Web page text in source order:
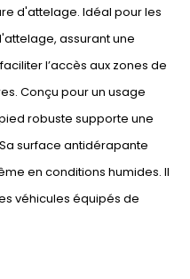
d'attelage. Idéal pour les
assurant une
l’accès aux zones de
Conçu pour un usage
robuste supporte une
surface antidérapante
en conditions humides. Il
véhicules équipés de